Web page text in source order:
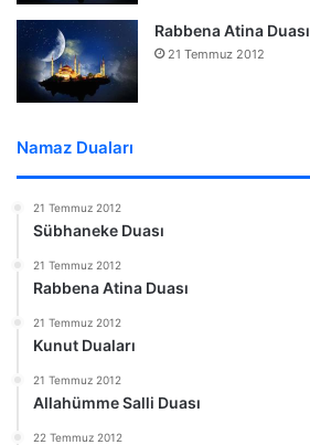
Rabbena Atina Duası
21 Temmuz 2012
Namaz Duaları
21 Temmuz 2012
Sübhaneke Duası
21 Temmuz 2012
Rabbena Atina Duası
21 Temmuz 2012
Kunut Duaları
21 Temmuz 2012
Allahümme Salli Duası
22 Temmuz 2012